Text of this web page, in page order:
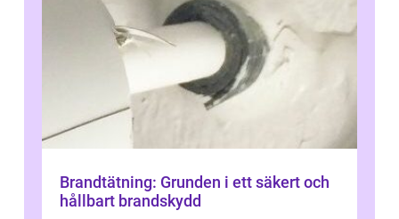
Brandtätning: Grunden i ett säkert och
hållbart brandskydd